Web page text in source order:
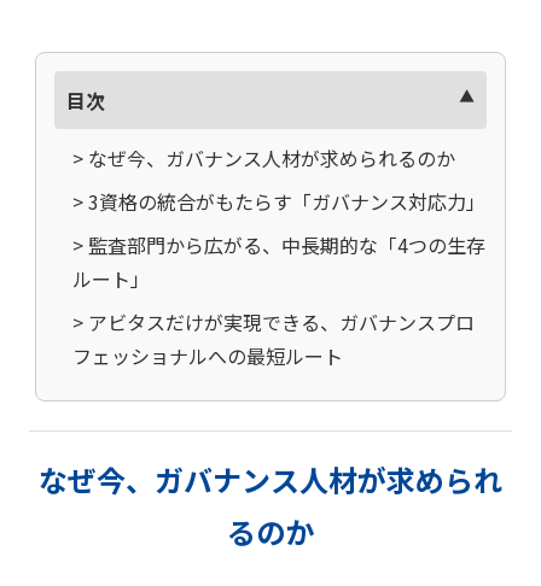
目次
> なぜ今、ガバナンス人材が求められるのか
> 3資格の統合がもたらす「ガバナンス対応力」
> 監査部門から広がる、中長期的な「4つの生存
ルート」
> アビタスだけが実現できる、ガバナンスプロ
フェッショナルへの最短ルート
なぜ今、ガバナンス人材が求められ
るのか